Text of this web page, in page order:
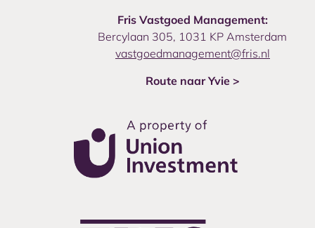
Fris Vastgoed Management:
Bercylaan 305, 1031 KP Amsterdam
vastgoedmanagement@fris.nl
Route naar Yvie >